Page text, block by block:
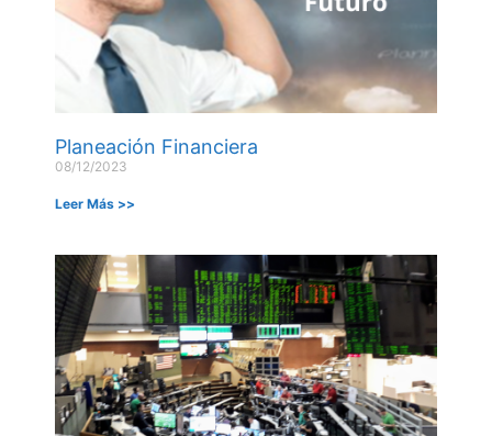
Planeación Financiera
08/12/2023
Leer Más >>